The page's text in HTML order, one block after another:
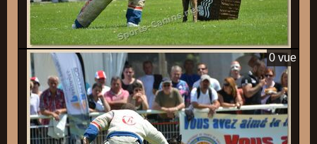
0 vue